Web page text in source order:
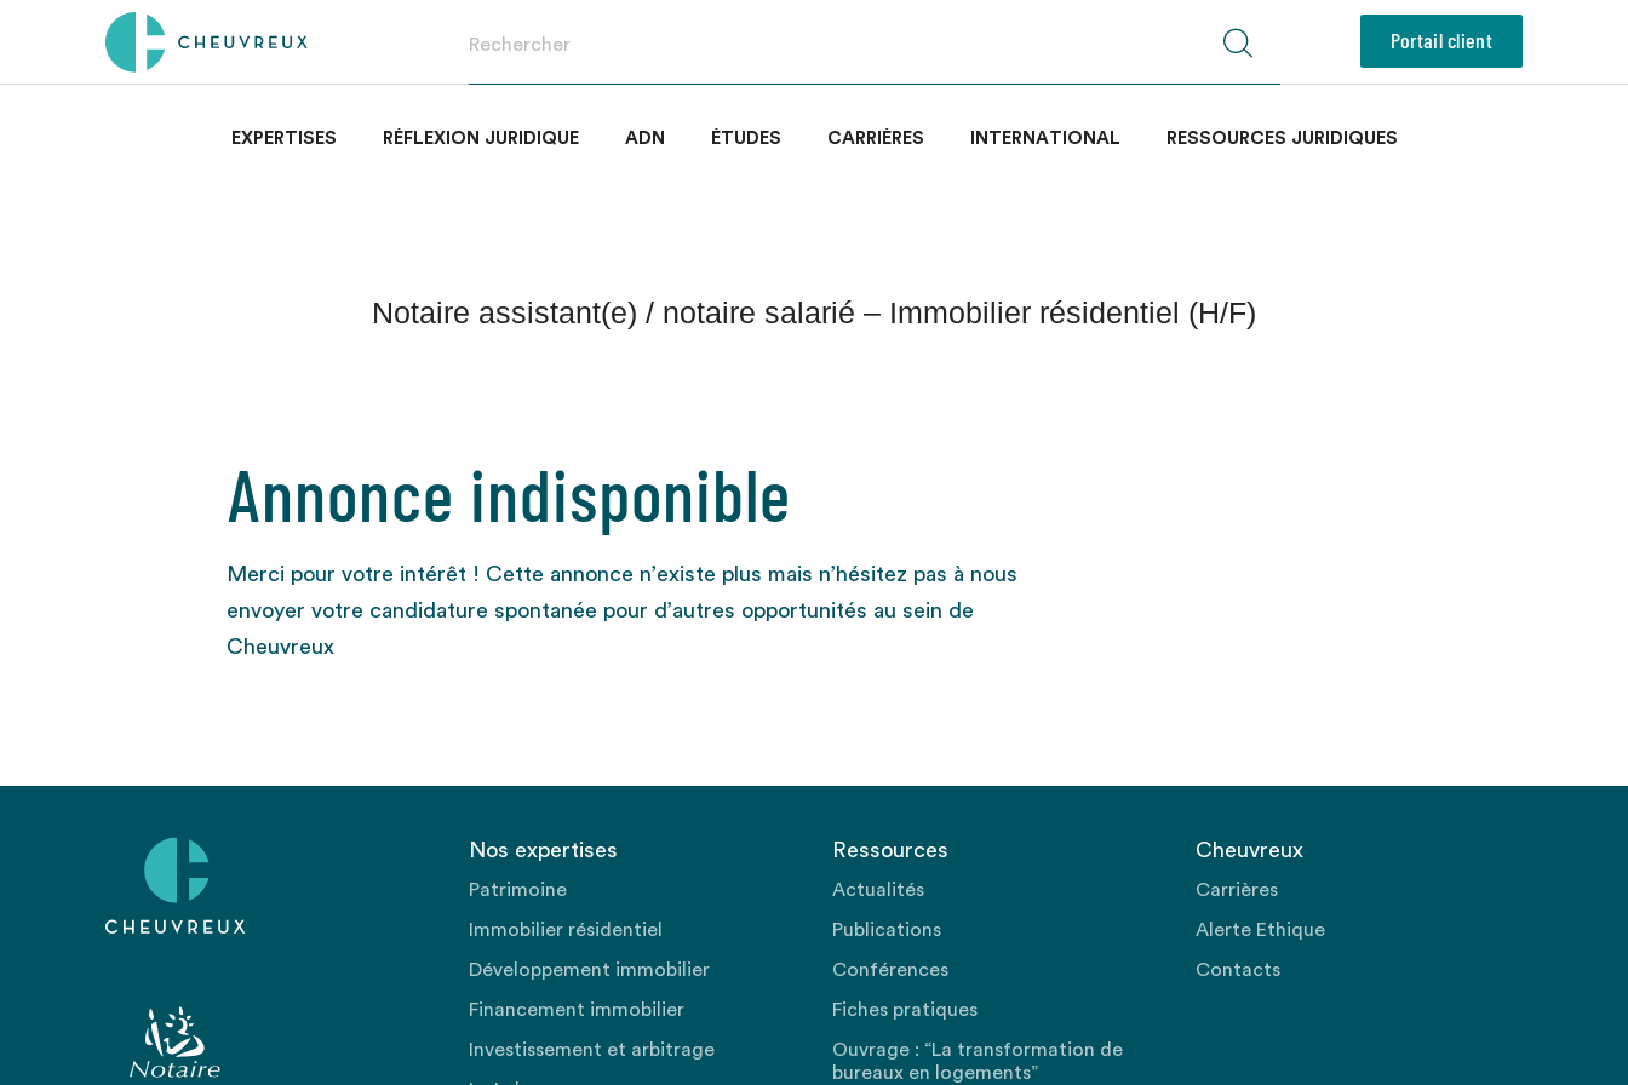
Portail client
EXPERTISES RÉFLEXION JURIDIQUE ADN ÉTUDES CARRIÈRES INTERNATIONAL RESSOURCES JURIDIQUES
Notaire assistant(e) / notaire salarié – Immobilier résidentiel (H/F)
Annonce indisponible
Merci pour votre intérêt ! Cette annonce n’existe plus mais n’hésitez pas à nous
envoyer votre candidature spontanée pour d’autres opportunités au sein de
Cheuvreux
Nos expertises
Patrimoine
Immobilier résidentiel
Développement immobilier
Financement immobilier
Investissement et arbitrage
Ressources
Actualités
Publications
Conférences
Fiches pratiques
Ouvrage : “La transformation de
bureaux en logements”
Cheuvreux
Carrières
Alerte Ethique
Contacts